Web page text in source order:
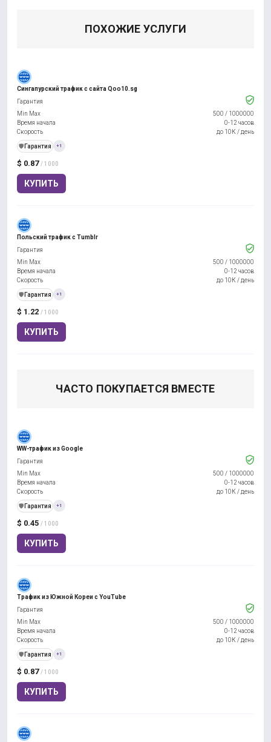
ПОХОЖИЕ УСЛУГИ
Сингапурский трафик с сайта Qoo10.sg
$ 0.87 / 1000
КУПИТЬ
Гарантия
Min Max
500 / 1000000
Время начала
0-12 часов
Скорость
до 10К / день
️🛡️ Гарантия +1
Польский трафик с Tumblr
$ 1.22 / 1000
КУПИТЬ
Гарантия
Min Max
500 / 1000000
Время начала
0-12 часов
Скорость
до 10К / день
️🛡️ Гарантия +1
ЧАСТО ПОКУПАЕТСЯ ВМЕСТЕ
WW-трафик из Google
$ 0.45 / 1000
КУПИТЬ
Гарантия
Min Max
500 / 1000000
Время начала
0-12 часов
Скорость
до 10К / день
️🛡️ Гарантия +1
Трафик из Южной Кореи с YouTube
$ 0.87 / 1000
КУПИТЬ
Гарантия
Min Max
500 / 1000000
Время начала
0-12 часов
Скорость
до 10К / день
️🛡️ Гарантия +1